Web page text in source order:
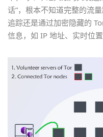
话”，根本不知道完整的流
追踪还是通过加密隐藏的
信息，如 IP 地址、实时位置